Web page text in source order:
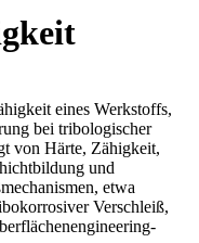
eines Werkstoffs,
bei tribologischer
von Härte, Zähigkeit,
und
etwa
Verschleiß,